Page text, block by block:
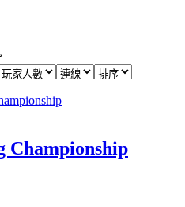
Championship